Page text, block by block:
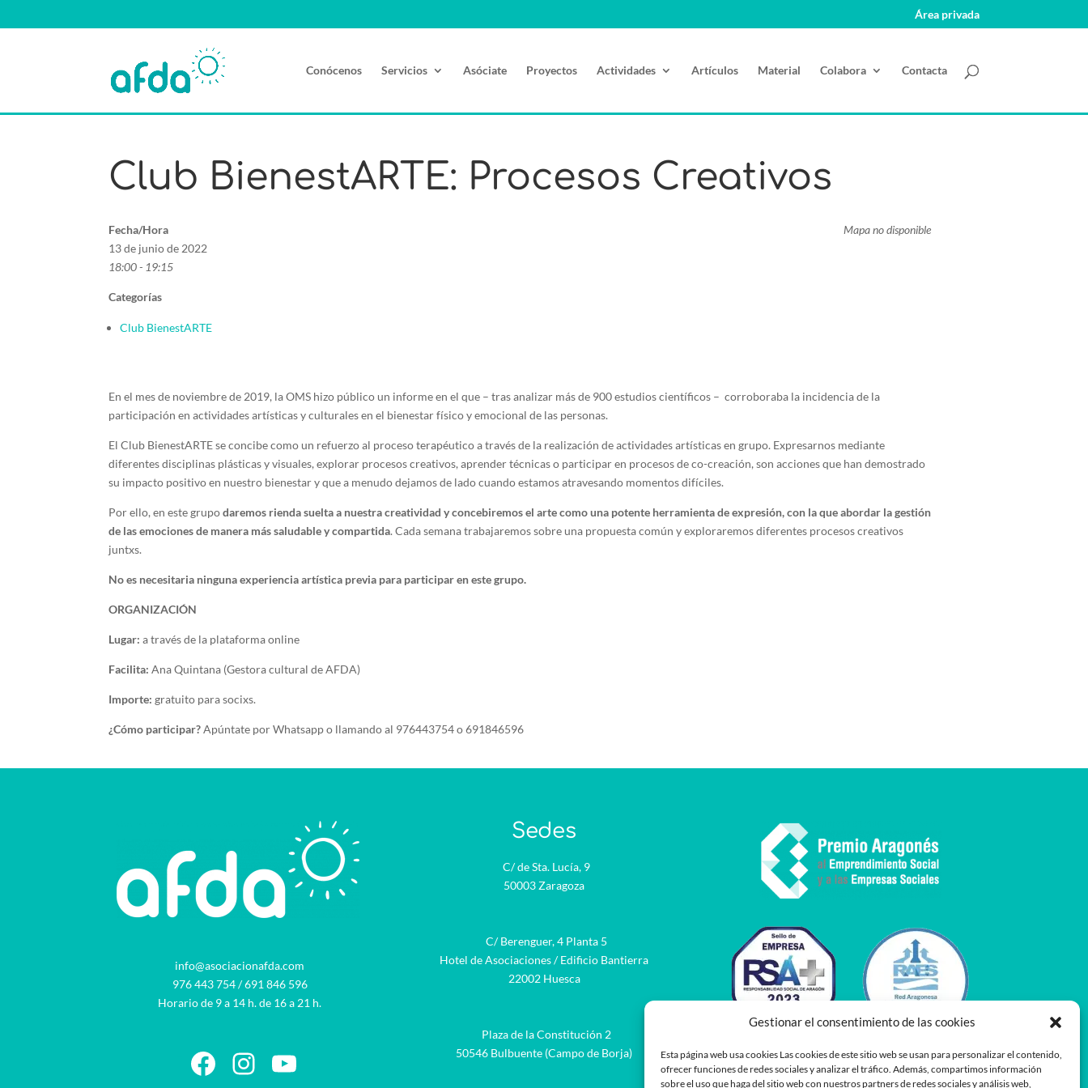
Gestionar el consentimiento de las cookies
Esta página web usa cookies Las cookies de este sitio web se usan para personalizar el contenido,
ofrecer funciones de redes sociales y analizar el tráfico. Además, compartimos información
sobre el uso que haga del sitio web con nuestros partners de redes sociales y análisis web,
Área privada
Conócenos Servicios Asóciate Proyectos Actividades Artículos Material Colabora Contacta
Club BienestARTE: Procesos Creativos
Mapa no disponible
Fecha/Hora
13 de junio de 2022
18:00 - 19:15
Categorías
Club BienestARTE
En el mes de noviembre de 2019, la OMS hizo público un informe en el que – tras analizar más de 900 estudios científicos – corroboraba la incidencia de la
participación en actividades artísticas y culturales en el bienestar físico y emocional de las personas.
El Club BienestARTE se concibe como un refuerzo al proceso terapéutico a través de la realización de actividades artísticas en grupo. Expresarnos mediante
diferentes disciplinas plásticas y visuales, explorar procesos creativos, aprender técnicas o participar en procesos de co-creación, son acciones que han demostrado
su impacto positivo en nuestro bienestar y que a menudo dejamos de lado cuando estamos atravesando momentos difíciles.
Por ello, en este grupodaremos rienda suelta a nuestra creatividad y concebiremos el arte como una potente herramienta de expresión, con la que abordar la gestión
de las emociones de manera más saludable y compartida. Cada semana trabajaremos sobre una propuesta común y exploraremos diferentes procesos creativos
juntxs.
No es necesitaria ninguna experiencia artística previa para participar en este grupo.
ORGANIZACIÓN
Lugar: a través de la plataforma online
Facilita: Ana Quintana (Gestora cultural de AFDA)
Importe: gratuito para socixs.
¿Cómo participar?Apúntate por Whatsapp o llamando al 976443754 o 691846596
info@asociacionafda.com
976 443 754/691 846 596
Horario de 9 a 14 h. de 16 a 21 h.
Facebook
Instagram
YouTube
Sedes
C/ de Sta. Lucía, 9
50003 Zaragoza
C/ Berenguer, 4 Planta 5
Hotel de Asociaciones / Edificio Bantierra
22002 Huesca
Plaza de la Constitución 2
50546 Bulbuente (Campo de Borja)